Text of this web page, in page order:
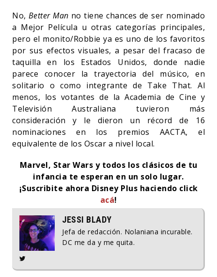
No, Better Man no tiene chances de ser nominado
a Mejor Película u otras categorías principales,
pero el monito/Robbie ya es uno de los favoritos
por sus efectos visuales, a pesar del fracaso de
taquilla en los Estados Unidos, donde nadie
parece conocer la trayectoria del músico, en
solitario o como integrante de Take That. Al
menos, los votantes de la Academia de Cine y
Televisión Australiana tuvieron más
consideración y le dieron un récord de 16
nominaciones en los premios AACTA, el
equivalente de los Oscar a nivel local.
Marvel, Star Wars y todos los clásicos de tu
infancia te esperan en un solo lugar.
¡Suscribite ahora Disney Plus haciendo click
acá!
JESSI BLADY
Jefa de redacción. Nolaniana incurable.
DC me da y me quita.